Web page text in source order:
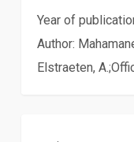
tenant
compte
Year of
Author:
Elstraeten,